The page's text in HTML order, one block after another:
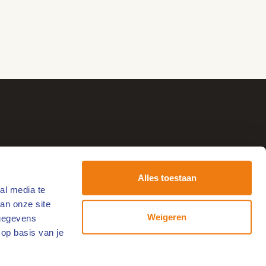
media te
onze site
basis van je
Alles toestaan
Weigeren
de leukste uitjes!